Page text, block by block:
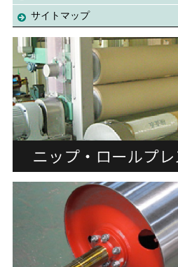
サイトマップ